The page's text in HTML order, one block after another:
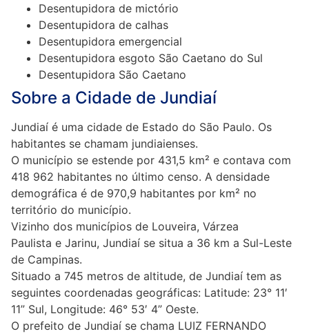
Desentupidora de mictório
Desentupidora de calhas
Desentupidora emergencial
Desentupidora esgoto São Caetano do Sul
Desentupidora São Caetano
Sobre a Cidade de Jundiaí
Jundiaí é uma cidade de Estado do São Paulo. Os
habitantes se chamam jundiaienses.
O município se estende por 431,5 km² e contava com
418 962 habitantes no último censo. A densidade
demográfica é de 970,9 habitantes por km² no
território do município.
Vizinho dos municípios de Louveira, Várzea
Paulista e Jarinu, Jundiaí se situa a 36 km a Sul-Leste
de Campinas.
Situado a 745 metros de altitude, de Jundiaí tem as
seguintes coordenadas geográficas: Latitude: 23° 11′
11” Sul, Longitude: 46° 53′ 4” Oeste.
O prefeito de Jundiaí se chama LUIZ FERNANDO